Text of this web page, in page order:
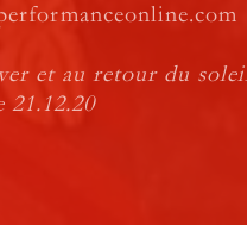
et au retour du